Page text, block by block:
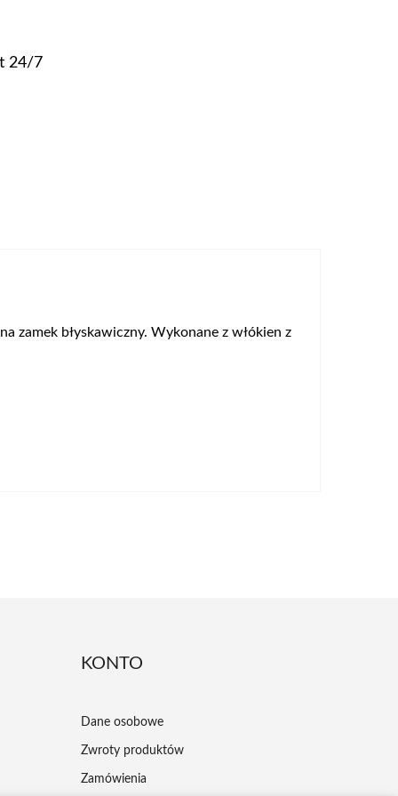
24/7
zamek błyskawiczny. Wykonane z włókien z
KONTO
Dane osobowe
Zwroty produktów
Zamówienia